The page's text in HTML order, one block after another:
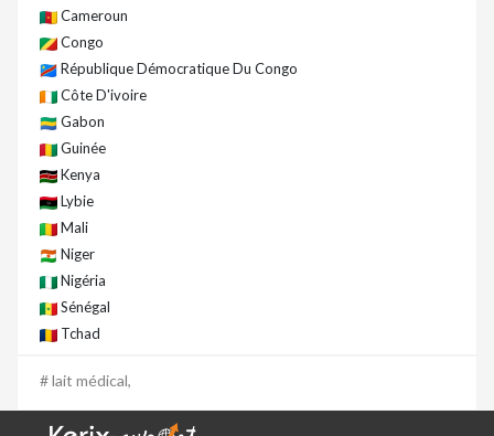
Cameroun
Congo
République Démocratique Du Congo
Côte D'ivoire
Gabon
Guinée
Kenya
Lybie
Mali
Niger
Nigéria
Sénégal
Tchad
# lait médical,